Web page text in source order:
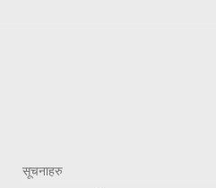
सूचनाहरु